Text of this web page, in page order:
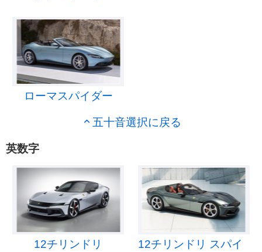
ローマスパイダー
五十音選択に戻る
英数字
12チリンドリ
12チリンドリ スパイ